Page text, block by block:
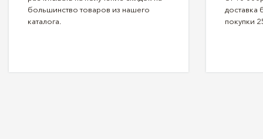
большинство товаров из нашего
каталога.
доставка
покупки